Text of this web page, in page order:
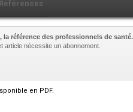
Références
la référence des professionnels de santé.
article nécessite un abonnement.
en PDF.